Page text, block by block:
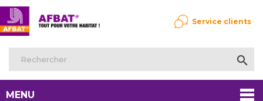

Service clients
MENU